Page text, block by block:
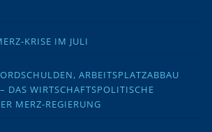
KRISE IM JULI
ARBEITSPLATZABBAU
DAS WIRTSCHAFTSPOLITISCHE
MERZ-REGIERUNG